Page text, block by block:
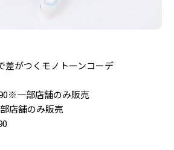
差がつくモノトーンコーデ
※一部店舗のみ販売
店舗のみ販売